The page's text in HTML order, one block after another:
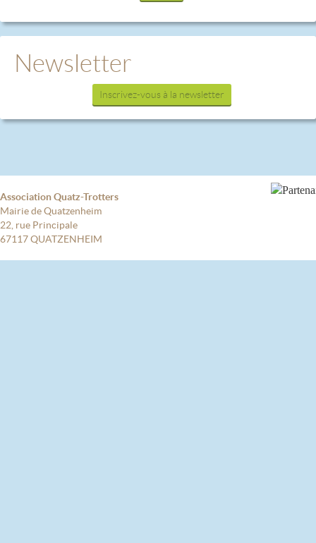
Newsletter
Inscrivez-vous à la newsletter
Association Quatz-Trotters
Mairie de Quatzenheim
22, rue Principale
67117 QUATZENHEIM